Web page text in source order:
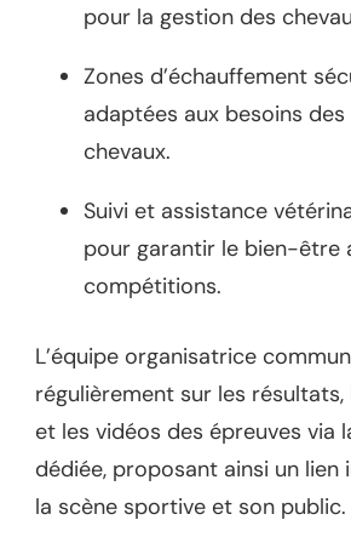
pour la gestion des
Zones d’échauffement
adaptées aux besoins
chevaux.
Suivi et assistance
pour garantir le bien-être
compétitions.
L’équipe organisatrice
régulièrement sur les
et les vidéos des épreuves via
dédiée, proposant ainsi un
la scène sportive et son public.